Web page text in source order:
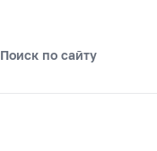
Поиск по сайту